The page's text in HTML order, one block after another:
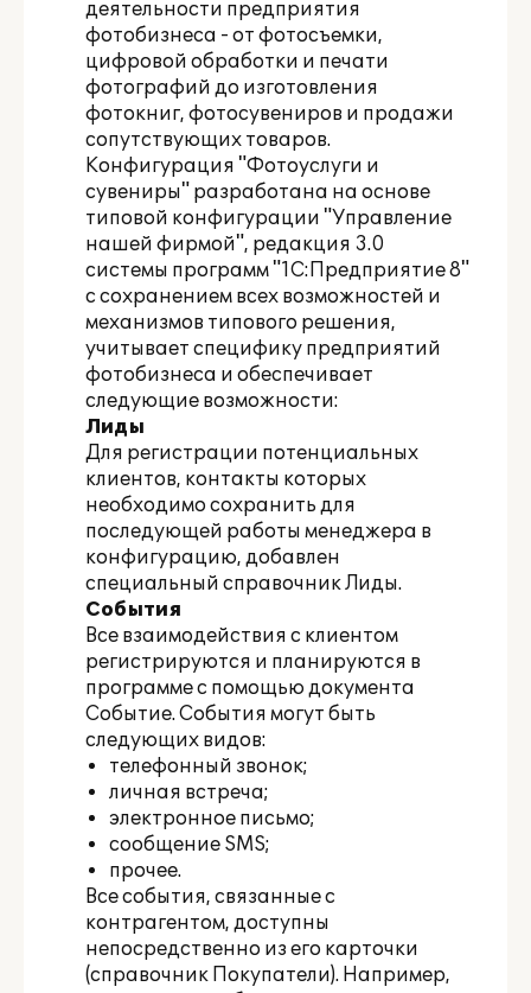
деятельности предприятия
фотобизнеса - от фотосъемки,
цифровой обработки и печати
фотографий до изготовления
фотокниг, фотосувениров и продажи
сопутствующих товаров.
Конфигурация "Фотоуслуги и
сувениры" разработана на основе
типовой конфигурации "Управление
нашей фирмой", редакция 3.0
системы программ "1С:Предприятие 8"
с сохранением всех возможностей и
механизмов типового решения,
учитывает специфику предприятий
фотобизнеса и обеспечивает
следующие возможности:
Лиды
Для регистрации потенциальных
клиентов, контакты которых
необходимо сохранить для
последующей работы менеджера в
конфигурацию, добавлен
специальный справочник Лиды.
События
Все взаимодействия с клиентом
регистрируются и планируются в
программе с помощью документа
Событие. События могут быть
следующих видов:
телефонный звонок;
личная встреча;
электронное письмо;
сообщение SMS;
прочее.
Все события, связанные с
контрагентом, доступны
непосредственно из его карточки
(справочник Покупатели). Например,